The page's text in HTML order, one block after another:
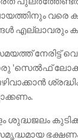
വരെ
എല്ലാവരും
നേരിട്ട്
'സെൽഫ്
ശുദ്ധജലം